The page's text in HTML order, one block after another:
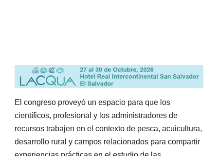
El congreso proveyó un espacio para que los
científicos, profesional y los administradores de
recursos trabajen en el contexto de pesca, acuicultura,
desarrollo rural y campos relacionados para compartir